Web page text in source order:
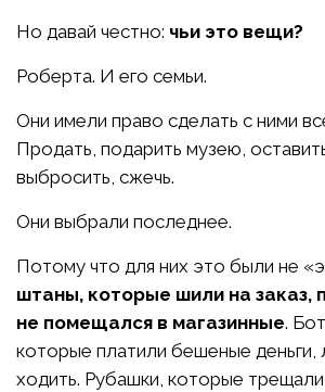
Но давай честно: чьи это вещи?
Роберта. И его семьи.
Они имели право сделать с ними
Продать, подарить музею,
выбросить, сжечь.
Они выбрали последнее.
Потому что для них это были не
штаны, которые шили на заказ,
не помещался в магазинные.
которые платили бешеные деньги,
ходить. Рубашки, которые